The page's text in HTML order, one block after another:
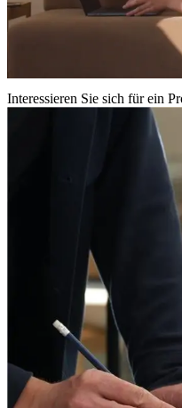
Interessieren Sie sich für ein